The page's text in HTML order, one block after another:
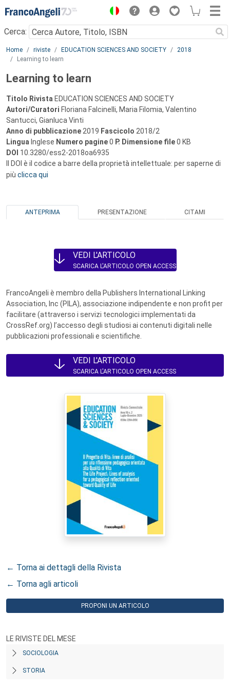
Menu
Cerca:
Main content
Home riviste EDUCATION SCIENCES AND SOCIETY
2018
Learning to learn
Learning to learn
Titolo Rivista EDUCATION SCIENCES AND SOCIETY
Autori/Curatori Floriana Falcinelli, Maria Filomia, Valentino
Santucci, Gianluca Vinti
Anno di pubblicazione 2019 Fascicolo 2018/2
Lingua Inglese Numero pagine0 P. Dimensione file0 KB
DOI 10.3280/ess2-2018oa6935
Il DOI è il codice a barre della proprietà intellettuale: per saperne di
più clicca qui
ANTEPRIMA PRESENTAZIONE CITAMI
VEDI L'ARTICOLO
SCARICA L'ARTICOLO OPEN ACCESS
FrancoAngeli è membro della Publishers International Linking
Association, Inc (PILA), associazione indipendente e non profit per
facilitare (attraverso i servizi tecnologici implementati da
CrossRef.org) l’accesso degli studiosi ai contenuti digitali nelle
pubblicazioni professionali e scientifiche.
VEDI L'ARTICOLO
SCARICA L'ARTICOLO OPEN ACCESS
← Torna ai dettagli della Rivista
← Torna agli articoli
PROPONI UN ARTICOLO
LE RIVISTE DEL MESE
SOCIOLOGIA
STORIA